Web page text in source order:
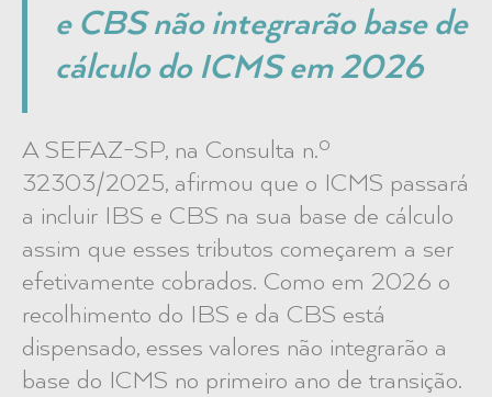
e CBS não integrarão base de
cálculo do ICMS em 2026
A SEFAZ-SP, na Consulta n.º
32303/2025, afirmou que o ICMS passará
a incluir IBS e CBS na sua base de cálculo
assim que esses tributos começarem a ser
efetivamente cobrados. Como em 2026 o
recolhimento do IBS e da CBS está
dispensado, esses valores não integrarão a
base do ICMS no primeiro ano de transição.